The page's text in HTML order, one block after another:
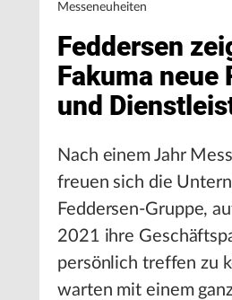
Messeneuheiten
Feddersen
Fakuma neue
und
Nach einem Jahr
freuen sich die
Feddersen-Gruppe,
2021 ihre
persönlich treffen zu
warten mit einem